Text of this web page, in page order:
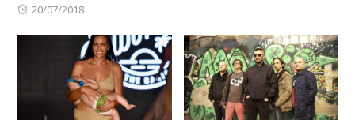
Posted
20/07/2018